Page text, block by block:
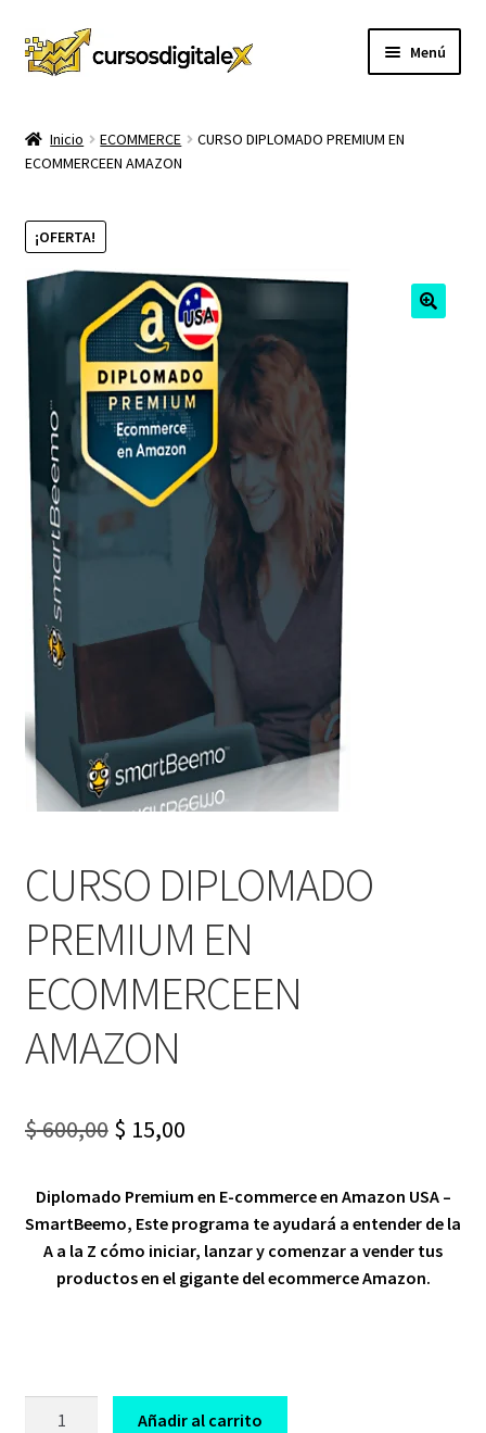
Ir
a
Ir
al
Menú
TIENDA
CURSOS
hijo
MEMBRESIA
MI CUENTA
CARRITO
CONTACTO
Inicio ECOMMERCE
CURSO DIPLOMADO PREMIUM EN
ECOMMERCEEN AMAZON
¡OFERTA!
CURSO DIPLOMADO
PREMIUM EN
ECOMMERCEEN
AMAZON
$600,00 Original
was:
$ 600,00.
$ 15,00Current
is:
$ 15,00.
Diplomado Premium en E-commerce en Amazon USA –
SmartBeemo, Este programa te ayudará a entender de la
A a la Z cómo iniciar, lanzar y comenzar a vender tus
productos en el gigante del ecommerce Amazon.
Añadir al carrito